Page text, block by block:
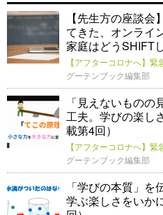
【先生方の座談会
てきた、オンライ
家庭はどうSHIFT
【アフターコロナへ】
グーテンブック編集部
「見えないもの
工夫。学びの楽し
載第4回）
【アフターコロナへ】
グーテンブック編集部
「学びの本質」を
学ぶ楽しさをいか